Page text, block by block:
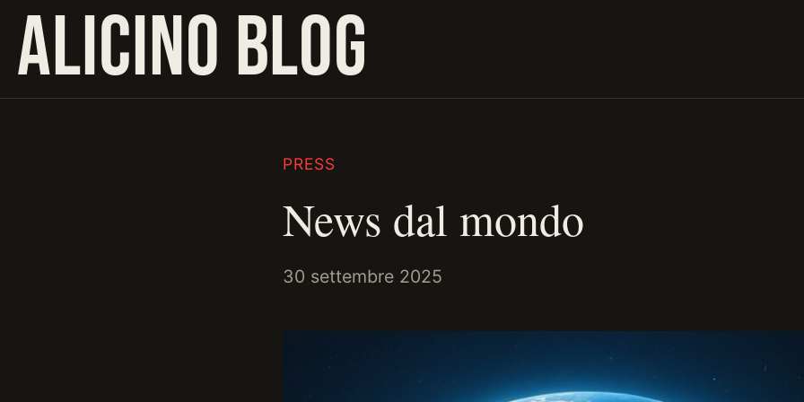
ALICINO BLOG
PRESS
News dal mondo
30 settembre 2025